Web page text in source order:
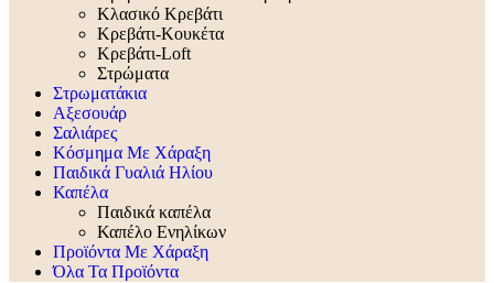
Κλασικό Κρεβάτι
Κρεβάτι-Κουκέτα
Κρεβάτι-Loft
Στρώματα
Στρωματάκια
Αξεσουάρ
Σαλιάρες
Κόσμημα Με Χάραξη
Παιδικά Γυαλιά Ηλίου
Καπέλα
Παιδικά καπέλα
Καπέλο Ενηλίκων
Προϊόντα Με Χάραξη
Όλα Τα Προϊόντα